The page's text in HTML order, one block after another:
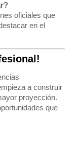
oficiales que
en el
a construir
proyección.
que